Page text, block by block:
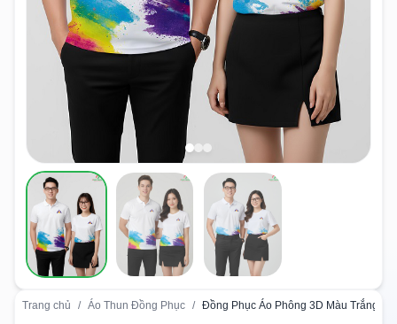
Trang chủ / Áo Thun Đồng Phục / Đồng Phục Áo Phông 3D Màu Trắng